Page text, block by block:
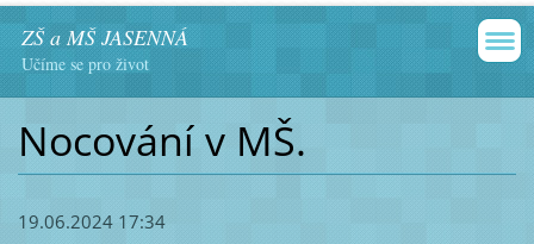
ZŠ a MŠ JASENNÁ
Učíme se pro život
Nocování v MŠ.
19.06.2024 17:34